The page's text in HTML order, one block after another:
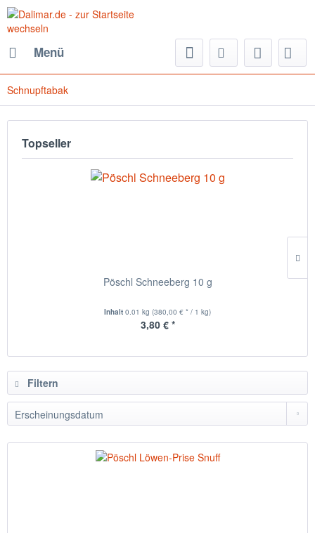
Menü
Schnupftabak
Topseller
Pöschl Schneeberg 10 g
Inhalt 0.01 kg (380,00 € * / 1 kg)
3,80 € *
Filtern